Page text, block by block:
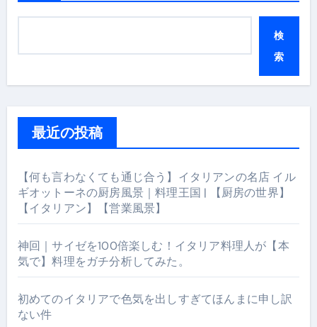
検
索
最近の投稿
【何も言わなくても通じ合う】イタリアンの名店 イル
ギオットーネの厨房風景｜料理王国 | 【厨房の世界】
【イタリアン】【営業風景】
神回｜サイゼを100倍楽しむ！イタリア料理人が【本
気で】料理をガチ分析してみた。
初めてのイタリアで色気を出しすぎてほんまに申し訳
ない件